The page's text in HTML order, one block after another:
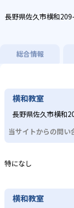
長野県佐久市横和
総合情報
横和教室
長野県佐久市横和
当サイトからの問い
特になし
横和教室